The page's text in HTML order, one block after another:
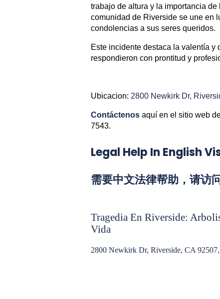
trabajo de altura y la importancia
comunidad de Riverside se une en
condolencias a sus seres queridos.
Este incidente destaca la valentía
respondieron con prontitud y
Ubicacion: 2800 Newkirk Dr,
Contáctenos aquí en el sitio web
7543.
Legal Help In English
需要中文法律帮助，请
Tragedia En Riverside:
Vida
2800 Newkirk Dr, Riverside, CA